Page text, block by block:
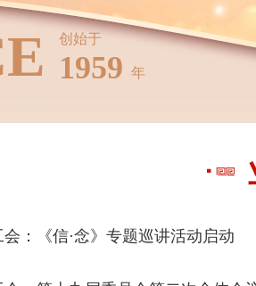
创始于
1959 年
：《信·念》专题巡讲活动启动